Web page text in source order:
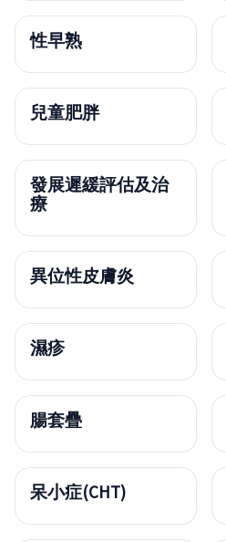
性早熟
兒童肥胖
發展遲緩評估及治
療
異位性皮膚炎
濕疹
腸套疊
呆小症(CHT)